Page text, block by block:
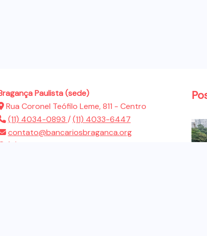
Paulista (sede)
Rua Coronel Teófilo Leme, 811 - Centro
(11) 4034-0893 /(11) 4033-6447
contato@bancariosbraganca.org
(11) 94286-5522